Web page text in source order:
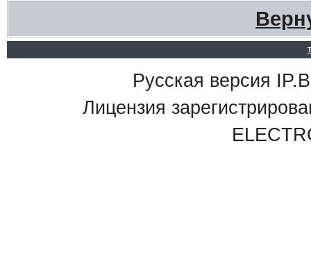
Русская версия
Лицензия